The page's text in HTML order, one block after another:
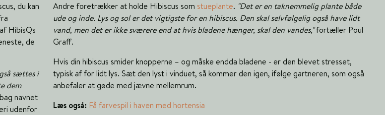
du kan
HibisQs
de
sættes i
dem
navnet
udenfor
Andre foretrækker at holde Hibiscus som stueplante. "Det er en taknemmelig plante både
ude og inde. Lys og sol er det vigtigste for en hibiscus. Den skal selvfølgelig også have lidt
vand, men det er ikke sværere end at hvis bladene hænger, skal den vandes,"fortæller Poul
Graff.
Hvis din hibiscus smider knopperne – og måske endda bladene - er den blevet stresset,
typisk af for lidt lys. Sæt den lyst i vinduet, så kommer den igen, ifølge gartneren, som også
anbefaler at gøde med jævne mellemrum.
Læs også: Få farvespil i haven med hortensia